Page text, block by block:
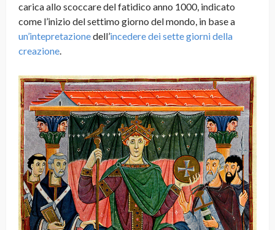
carica allo scoccare del fatidico anno 1000, indicato
come l’inizio del settimo giorno del mondo, in base a
un’intepretazionedell’incedere dei sette giorni della
creazione.